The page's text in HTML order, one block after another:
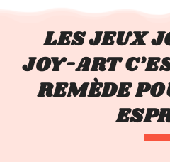
LES JEUX
JOY-ART
REMÈDE